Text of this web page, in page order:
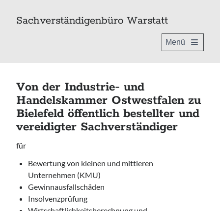
Sachverständigenbüro Warstatt
open
primary
Von der Industrie- und
Handelskammer Ostwestfalen zu
Bielefeld öffentlich bestellter und
vereidigter Sachverständiger
für
Bewertung von kleinen und mittleren
Unternehmen (KMU)
Gewinnausfallschäden
Insolvenzprüfung